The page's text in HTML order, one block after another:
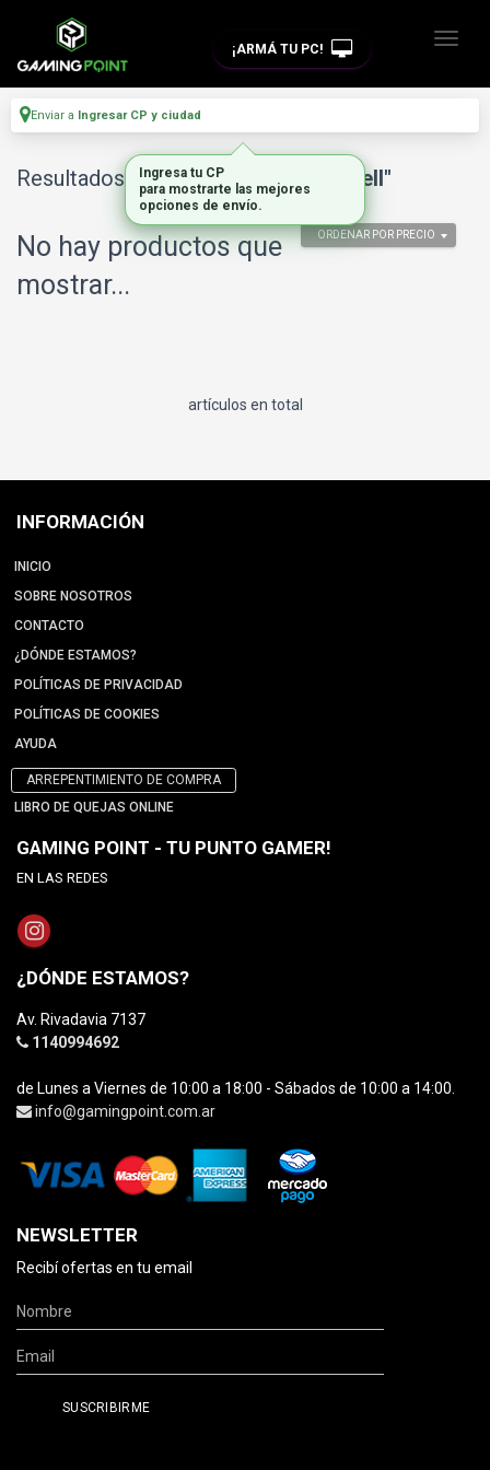
¡ARMÁ TU PC!
Enviar a Ingresar CP y ciudad
Resultados para"outlet notebook dell"
ORDENAR POR PRECIO
No hay productos que
mostrar...
artículos en total
INFORMACIÓN
INICIO
SOBRE NOSOTROS
CONTACTO
¿DÓNDE ESTAMOS?
POLÍTICAS DE PRIVACIDAD
POLÍTICAS DE COOKIES
AYUDA
ARREPENTIMIENTO DE COMPRA
LIBRO DE QUEJAS ONLINE
GAMING POINT - TU PUNTO GAMER!
EN LAS REDES
¿DÓNDE ESTAMOS?
Av. Rivadavia 7137
1140994692
de Lunes a Viernes de 10:00 a 18:00 - Sábados de 10:00 a 14:00.
info@gamingpoint.com.ar
NEWSLETTER
Recibí ofertas en tu email
Ingresa tu CP
para mostrarte las mejores
opciones de envío.